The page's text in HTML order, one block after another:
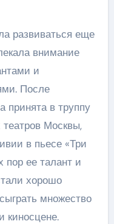
развиваться еще
внимание
и
После
принята в труппу
Москвы,
в пьесе «Три
пор ее талант и
хорошо
множество
киносцене.